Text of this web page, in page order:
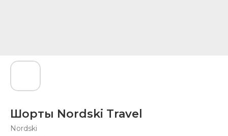
Шорты Nordski Travel
Nordski